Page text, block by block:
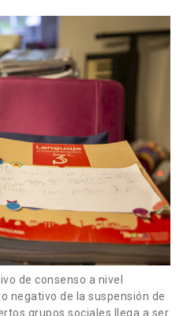
launch
de consenso a nivel
negativo de la suspensión de
grupos sociales llega a ser